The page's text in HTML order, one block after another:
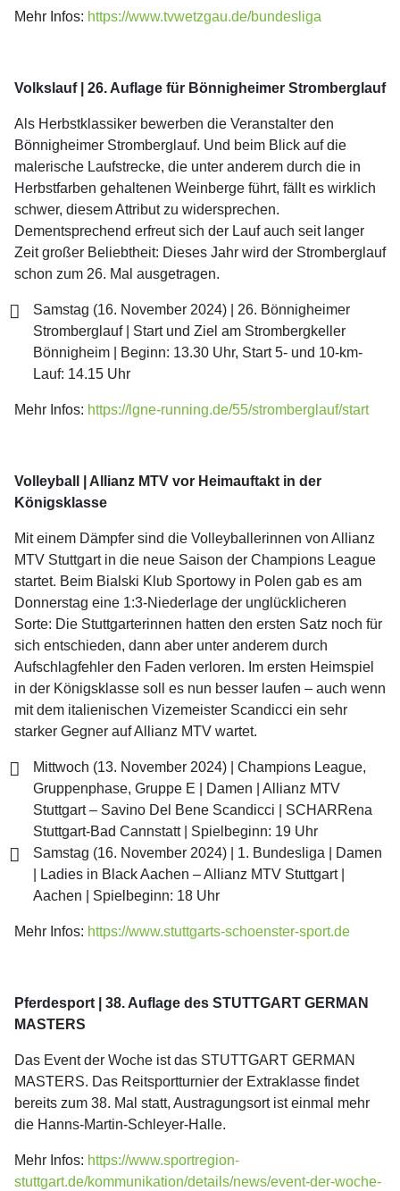
Mehr Infos: https://www.tvwetzgau.de/bundesliga
Volkslauf | 26. Auflage für Bönnigheimer Stromberglauf
Als Herbstklassiker bewerben die Veranstalter den
Bönnigheimer Stromberglauf. Und beim Blick auf die
malerische Laufstrecke, die unter anderem durch die in
Herbstfarben gehaltenen Weinberge führt, fällt es wirklich
schwer, diesem Attribut zu widersprechen.
Dementsprechend erfreut sich der Lauf auch seit langer
Zeit großer Beliebtheit: Dieses Jahr wird der Stromberglauf
schon zum 26. Mal ausgetragen.
Samstag (16. November 2024) | 26. Bönnigheimer
Stromberglauf | Start und Ziel am Strombergkeller
Bönnigheim | Beginn: 13.30 Uhr, Start 5- und 10-km-
Lauf: 14.15 Uhr
Mehr Infos: https://lgne-running.de/55/stromberglauf/start
Volleyball | Allianz MTV vor Heimauftakt in der
Königsklasse
Mit einem Dämpfer sind die Volleyballerinnen von Allianz
MTV Stuttgart in die neue Saison der Champions League
startet. Beim Bialski Klub Sportowy in Polen gab es am
Donnerstag eine 1:3-Niederlage der unglücklicheren
Sorte: Die Stuttgarterinnen hatten den ersten Satz noch für
sich entschieden, dann aber unter anderem durch
Aufschlagfehler den Faden verloren. Im ersten Heimspiel
in der Königsklasse soll es nun besser laufen – auch wenn
mit dem italienischen Vizemeister Scandicci ein sehr
starker Gegner auf Allianz MTV wartet.
Mittwoch (13. November 2024) | Champions League,
Gruppenphase, Gruppe E | Damen | Allianz MTV
Stuttgart – Savino Del Bene Scandicci | SCHARRena
Stuttgart-Bad Cannstatt | Spielbeginn: 19 Uhr
Samstag (16. November 2024) | 1. Bundesliga | Damen
| Ladies in Black Aachen – Allianz MTV Stuttgart |
Aachen | Spielbeginn: 18 Uhr
Mehr Infos: https://www.stuttgarts-schoenster-sport.de
Pferdesport | 38. Auflage des STUTTGART GERMAN
MASTERS
Das Event der Woche ist das STUTTGART GERMAN
MASTERS. Das Reitsportturnier der Extraklasse findet
bereits zum 38. Mal statt, Austragungsort ist einmal mehr
die Hanns-Martin-Schleyer-Halle.
Mehr Infos: https://www.sportregion-
stuttgart.de/kommunikation/details/news/event-der-woche-